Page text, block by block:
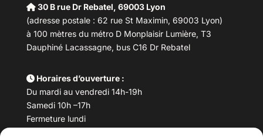
30 B rue Dr Rebatel, 69003 Lyon
(adresse postale : 62 rue St Maximin, 69003 Lyon)
à 100 mètres du métro D Monplaisir Lumière, T3
Dauphiné Lacassagne, bus C16 Dr Rebatel
Horaires d’ouverture :
Du mardi au vendredi 14h-19h
Samedi 10h –17h
Fermeture lundi